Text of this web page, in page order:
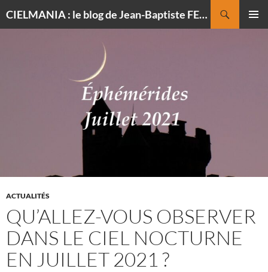
CIELMANIA : le blog de Jean-Baptiste FELDMANN, photographe du ciel
ACTUALITÉS
QU’ALLEZ-VOUS OBSERVER
DANS LE CIEL NOCTURNE
EN JUILLET 2021 ?